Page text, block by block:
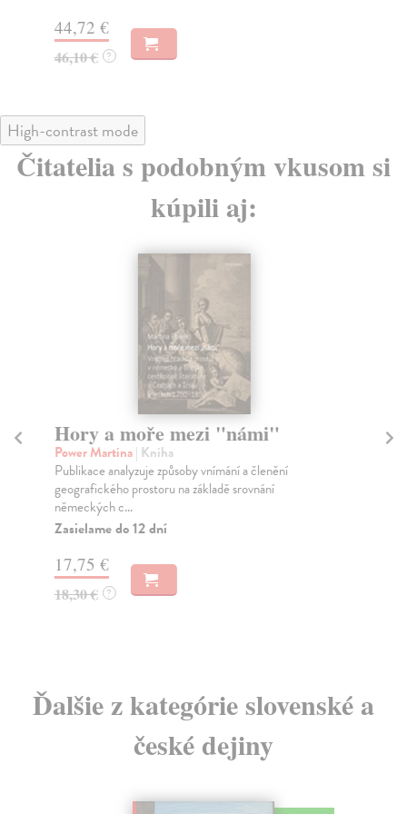
52,38 €
54,00 € ?
High-contrast mode
Čitatelia s podobným vkusom si
kúpili aj:
Válečné deníky Jana
Opočenského
Němeček Jan| Kniha
Londýnske denníky historika a diplomata J.
Opočenského.
Zasielame do 12 dní
22,99 €
23,70 € ?
Ďalšie z kategórie slovenské a
české dejiny